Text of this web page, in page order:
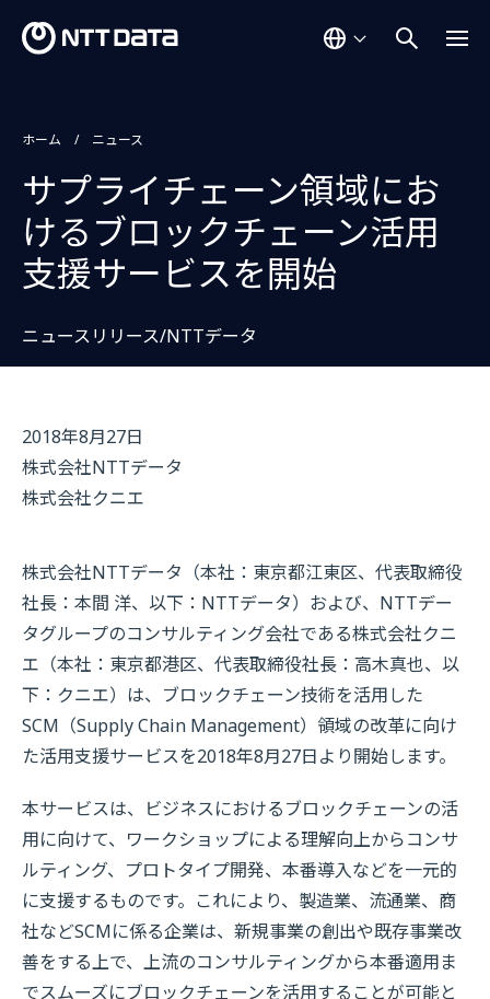
ホーム ニュース
サプライチェーン領域にお
けるブロックチェーン活用
支援サービスを開始
ニュースリリース/NTTデータ
2018年8月27日
株式会社NTTデータ
株式会社クニエ
株式会社NTTデータ（本社：東京都江東区、代表取締役
社長：本間 洋、以下：NTTデータ）および、NTTデー
タグループのコンサルティング会社である株式会社クニ
エ（本社：東京都港区、代表取締役社長：高木真也、以
下：クニエ）は、ブロックチェーン技術を活用した
SCM（Supply Chain Management）領域の改革に向け
た活用支援サービスを2018年8月27日より開始します。
本サービスは、ビジネスにおけるブロックチェーンの活
用に向けて、ワークショップによる理解向上からコンサ
ルティング、プロトタイプ開発、本番導入などを一元的
に支援するものです。これにより、製造業、流通業、商
社などSCMに係る企業は、新規事業の創出や既存事業改
善をする上で、上流のコンサルティングから本番適用ま
でスムーズにブロックチェーンを活用することが可能と